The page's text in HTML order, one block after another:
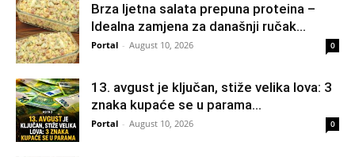
Brza ljetna salata prepuna proteina –
Idealna zamjena za današnji ručak…
Portal - August 10, 2026 0
13. avgust je ključan, stiže velika lova: 3
znaka kupaće se u parama…
Portal - August 10, 2026 0